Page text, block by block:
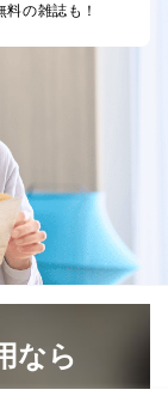
況の把握お
ラブル対
など応対品
シーポリシ
目的達成の
保有個人デ
、下記4.の
業）様又は
料の雑誌も！
なら